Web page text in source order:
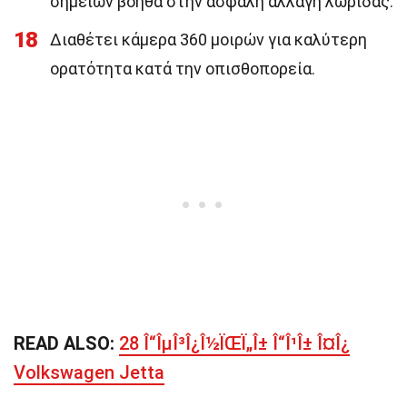
18
Διαθέτει κάμερα 360 μοιρών για καλύτερη
ορατότητα κατά την οπισθοπορεία.
READ ALSO: 28 Î“ÎµÎ³Î¿Î½ÏŒÏ„Î± Î“Î¹Î± Î¤Î¿
Volkswagen Jetta